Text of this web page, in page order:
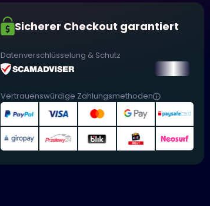
Sicherer Checkout garantiert
Datenverschlüsselung & Schutz
Vertrauenswürdige Zahlungsmethoden